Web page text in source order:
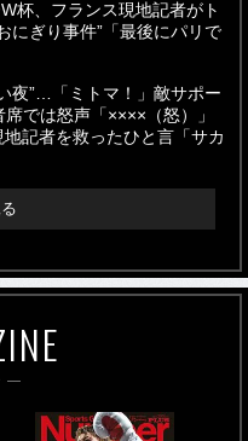
杯、フランス現地記者がト
にぎり事件”「最後にパリで
夜”…「ミトマ！」敵サポー
では怒声「××××（怒）」
記者を救ったひと言「サカ